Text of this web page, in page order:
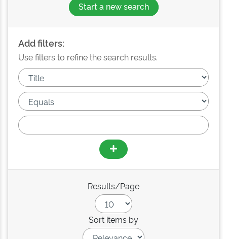
Start a new search
Add filters:
Use filters to refine the search results.
Results/Page
Sort items by